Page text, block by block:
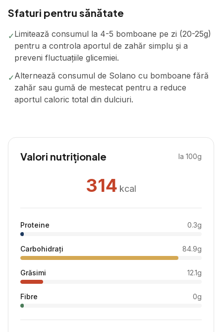
Sfaturi pentru sănătate
✓Limitează consumul la 4-5 bomboane pe zi (20-25g)
pentru a controla aportul de zahăr simplu și a
preveni fluctuațiile glicemiei.
✓Alternează consumul de Solano cu bomboane fără
zahăr sau gumă de mestecat pentru a reduce
aportul caloric total din dulciuri.
Valori nutriționale la 100g
314 kcal
Proteine 0.3g
Carbohidrați 84.9g
Grăsimi 12.1g
Fibre 0g